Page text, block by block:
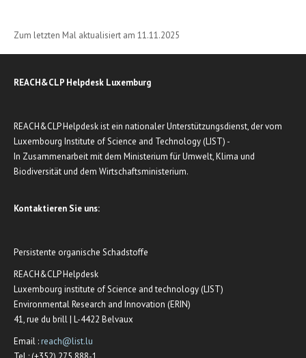
Zum letzten Mal aktualisiert am 11.11.2025
REACH&CLP Helpdesk Luxemburg
REACH&CLP Helpdesk ist ein nationaler Unterstützungsdienst, der vom
Luxembourg Institute of Science and Technology (LIST) -
In Zusammenarbeit mit dem Ministerium für Umwelt, Klima und
Biodiversität und dem Wirtschaftsministerium.
Kontaktieren Sie uns:
Persistente organische Schadstoffe
REACH&CLP Helpdesk
Luxembourg institute of Science and technology (LIST)
Environmental Research and Innovation (ERIN)
41, rue du brill | L-4422 Belvaux
Email :reach@list.lu